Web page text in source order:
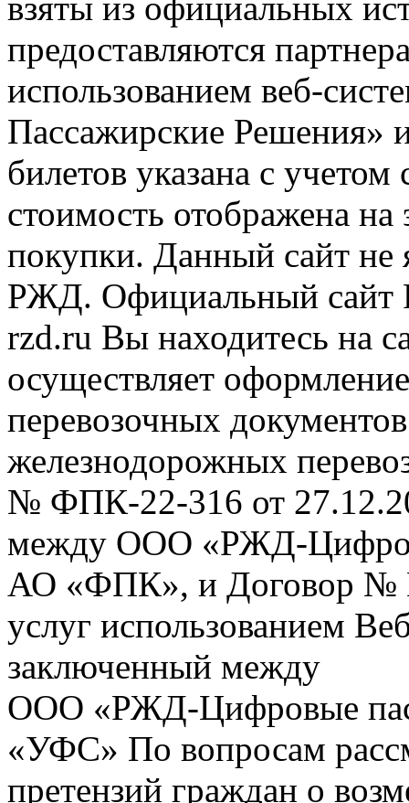
предоставляются
использованием веб-
Пассажирские
билетов указана с
стоимость отображена
покупки. Данный сайт не
РЖД. Официальный сайт
rzd.ru Вы находитесь на
осуществляет
перевозочных
железнодорожных
№ ФПК-22-316 от
между ООО «РЖД-
АО «ФПК», и Договор №
услуг использованием
заключенный между
ООО «РЖД-Цифровые
«УФС» По вопросам
претензий граждан о